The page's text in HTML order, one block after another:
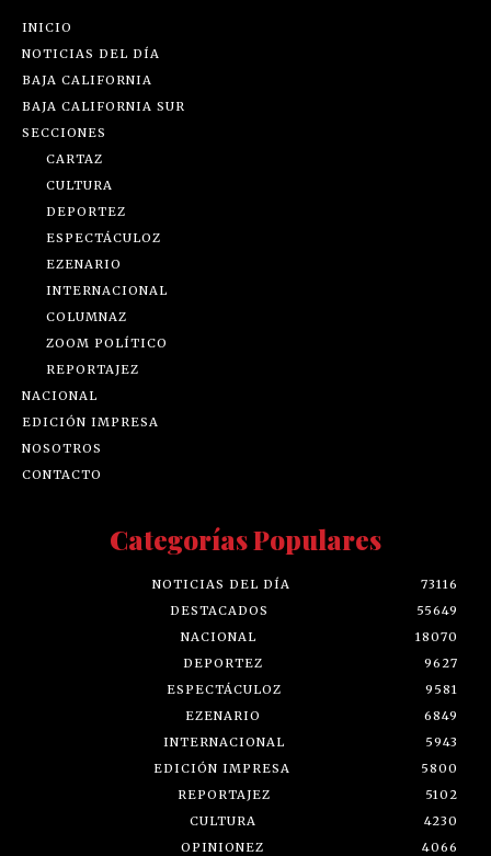
INICIO
NOTICIAS DEL DÍA
BAJA CALIFORNIA
BAJA CALIFORNIA SUR
SECCIONES
CARTAZ
CULTURA
DEPORTEZ
ESPECTÁCULOZ
EZENARIO
INTERNACIONAL
COLUMNAZ
ZOOM POLÍTICO
REPORTAJEZ
NACIONAL
EDICIÓN IMPRESA
NOSOTROS
CONTACTO
Categorías Populares
NOTICIAS DEL DÍA
73116
DESTACADOS
55649
NACIONAL
18070
DEPORTEZ
9627
ESPECTÁCULOZ
9581
EZENARIO
6849
INTERNACIONAL
5943
EDICIÓN IMPRESA
5800
REPORTAJEZ
5102
CULTURA
4230
OPINIONEZ
4066